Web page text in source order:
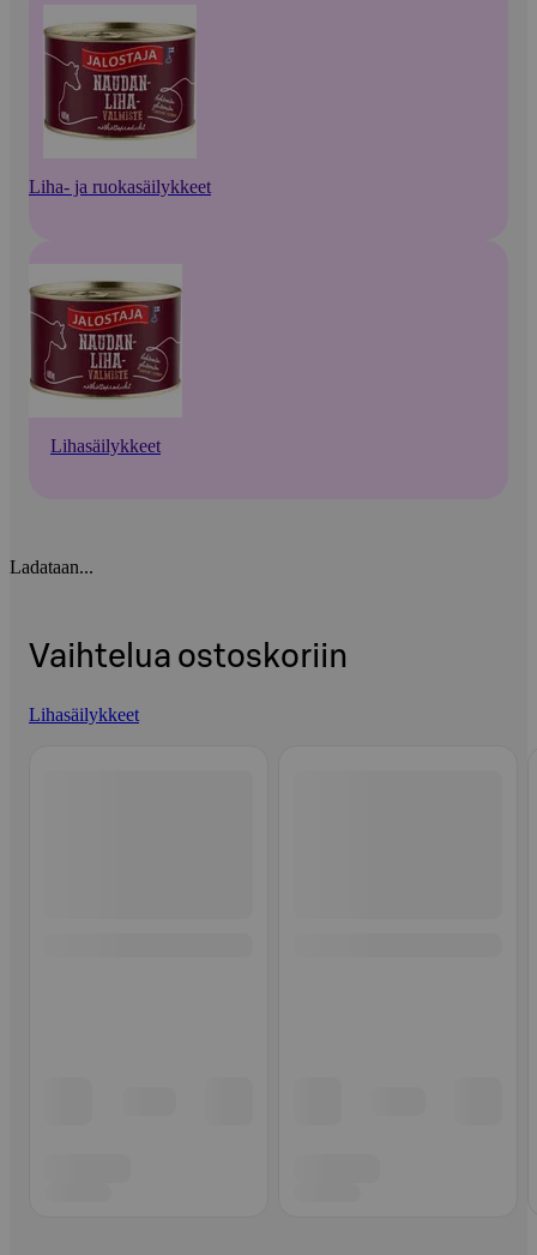
Liha- ja ruokasäilykkeet
Lihasäilykkeet
Ladataan...
Vaihtelua ostoskoriin
Lihasäilykkeet